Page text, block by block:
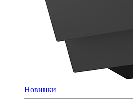
Новинки